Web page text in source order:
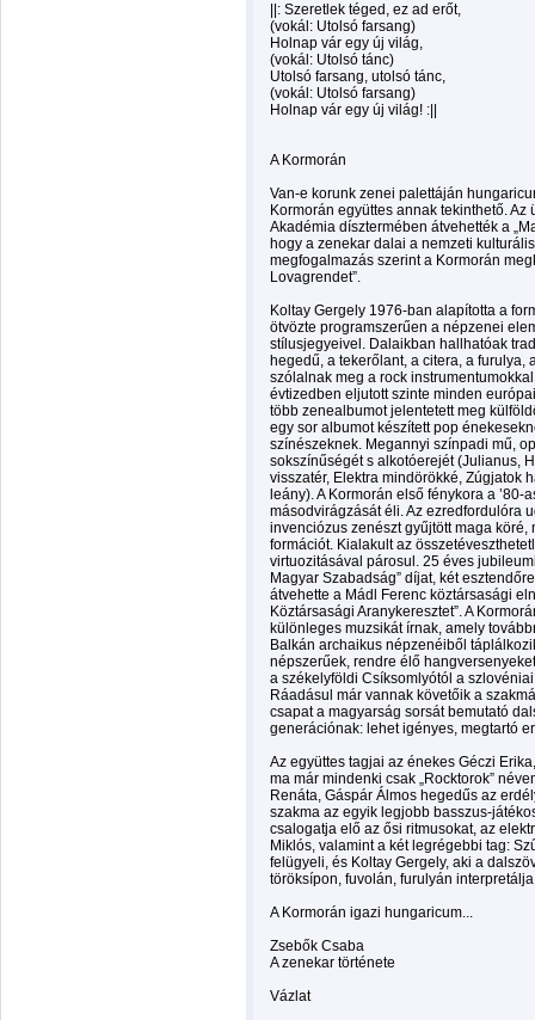
||: Szeretlek téged, ez ad erőt,
(vokál: Utolsó farsang)
Holnap vár egy új világ,
(vokál: Utolsó tánc)
Utolsó farsang, utolsó tánc,
(vokál: Utolsó farsang)
Holnap vár egy új világ! :||
A Kormorán
Van-e korunk zenei palettáján
Kormorán együttes annak tekinthető.
Akadémia dísztermében átvehették a
hogy a zenekar dalai a nemzeti
megfogalmazás szerint a Kormorán
Lovagrendet”.
Koltay Gergely 1976-ban alapította a
ötvözte programszerűen a népzenei
stílusjegyeivel. Dalaikban hallhatóak
hegedű, a tekerőlant, a citera, a furulya,
szólalnak meg a rock
évtizedben eljutott szinte minden
több zenealbumot jelentetett meg
egy sor albumot készített pop
színészeknek. Megannyi színpadi mű,
sokszínűségét s alkotóerejét (Julianus,
visszatér, Elektra mindörökké, Zúgjatok
leány). A Kormorán első fénykora a
másodvirágzását éli. Az ezredfordulóra
invenciózus zenészt gyűjtött maga
formációt. Kialakult az
virtuozitásával párosul. 25 éves
Magyar Szabadság” díjat, két
átvehette a Mádl Ferenc köztársasági
Köztársasági Aranykeresztet”. A
különleges muzsikát írnak, amely
Balkán archaikus népzenéiből
népszerűek, rendre élő
a székelyföldi Csíksomlyótól a
Ráadásul már vannak követőik a
csapat a magyarság sorsát bemutató
generációnak: lehet igényes, megtartó
Az együttes tagjai az énekes Géczi
ma már mindenki csak „Rocktorok”
Renáta, Gáspár Álmos hegedűs az
szakma az egyik legjobb basszus-
csalogatja elő az ősi ritmusokat, az
Miklós, valamint a két legrégebbi tag:
felügyeli, és Koltay Gergely, aki a
töröksípon, fuvolán, furulyán
A Kormorán igazi hungaricum...
Zsebők Csaba
A zenekar története
Vázlat